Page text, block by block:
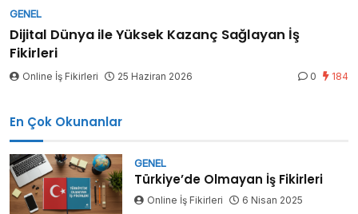
GENEL
Dijital Dünya ile Yüksek Kazanç Sağlayan İş
Fikirleri
Online İş Fikirleri 25 Haziran 2026 0 184
En Çok Okunanlar
GENEL
Türkiye’de Olmayan İş Fikirleri
Online İş Fikirleri 6 Nisan 2025